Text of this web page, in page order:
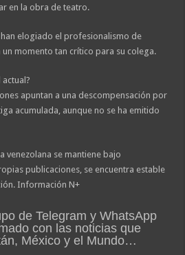
en la obra de teatro.
elogiado el profesionalismo de
momento tan crítico para su colega.
actual?
apuntan a una descompensación por
acumulada, aunque no se ha emitido
venezolana se mantiene bajo
publicaciones, se encuentra estable
Información N+
de Telegram y WhatsApp
con las noticias que
México y el Mundo…